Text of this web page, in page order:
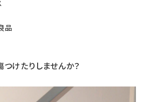
品
けたりしませんか？